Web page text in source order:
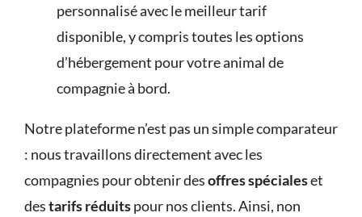
personnalisé avec le meilleur tarif
disponible, y compris toutes les options
d’hébergement pour votre animal de
compagnie à bord.
Notre plateforme n’est pas un simple comparateur
: nous travaillons directement avec les
compagnies pour obtenir desoffres spécialeset
destarifs réduitspour nos clients. Ainsi, non